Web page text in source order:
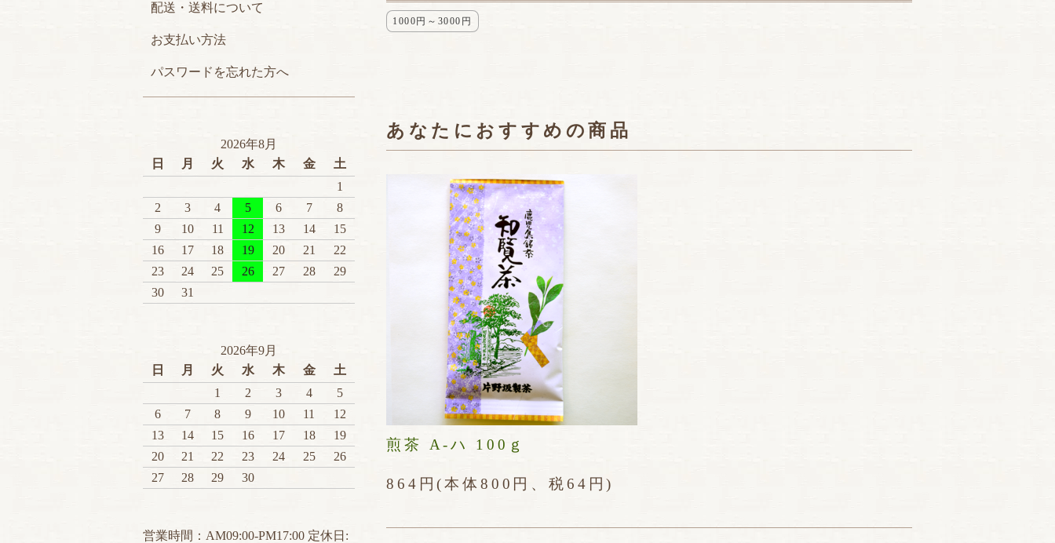
1000円～3000円
あなたにおすすめの商品
煎茶 A-ハ 100ｇ
864円(本体800円、税64円)
配送・送料について
お支払い方法
パスワードを忘れた方へ
2026年8月
日
月 火 水 木 金
土
1
2
3 4 5 6 7
8
9
10 11 12 13 14
15
16
17 18 19 20 21
22
23
24 25 26 27 28
29
30
31
2026年9月
日
月 火 水 木 金
土
1
2 3 4
5
6
7 8 9 10 11
12
13
14 15 16 17 18
19
20
21 22 23 24 25
26
27
28 29 30
営業時間：AM09:00-PM17:00 定休日: